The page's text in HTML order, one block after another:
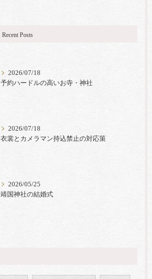
Recent Posts
2026/07/18
予約ハードルの高いお寺・神社
2026/07/18
衣裳とカメラマン持込禁止の対応策
2026/05/25
靖国神社の結婚式